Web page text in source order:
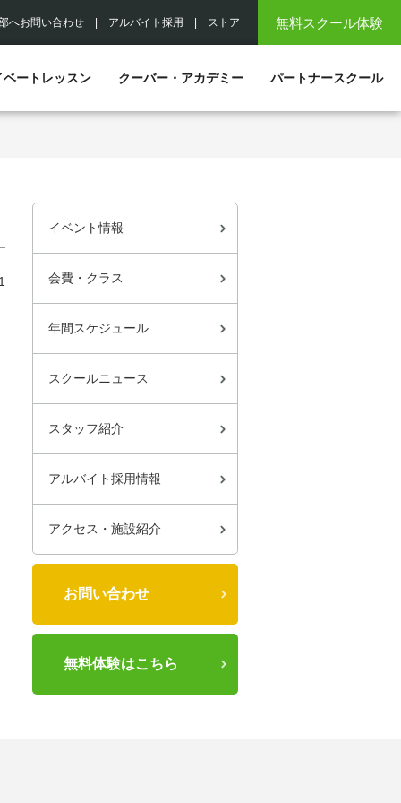
無料スクール体験
へお問い合わせ アルバイト採用 ストア
ベートレッスン クーバー・アカデミー パートナースクール
イベント情報
会費・クラス
年間スケジュール
スクールニュース
スタッフ紹介
アルバイト採用情報
アクセス・施設紹介
お問い合わせ
無料体験はこちら